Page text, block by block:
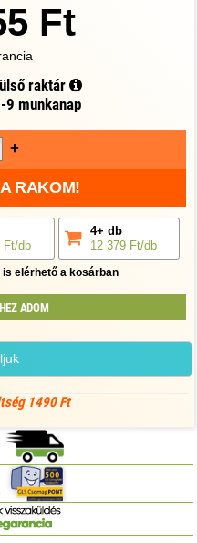
Ft
raktár
munkanap
+
RAKOM!
Ft/db
4+ db
12 379 Ft/db
elérhető a kosárban
ADOM
1490 Ft